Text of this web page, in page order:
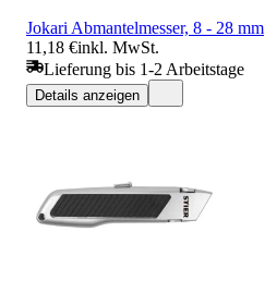
Jokari Abmantelmesser, 8 - 28 mm
11,18 €inkl. MwSt.
Lieferung bis 1-2 Arbeitstage
Details anzeigen